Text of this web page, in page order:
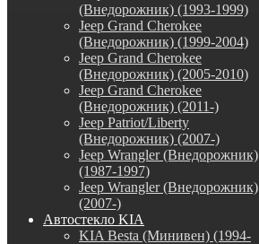
(Внедорожник) (1993-1999)
Jeep Grand Cherokee
(Внедорожник) (1999-2004)
Jeep Grand Cherokee
(Внедорожник) (2005-2010)
Jeep Grand Cherokee
(Внедорожник) (2011-)
Jeep Patriot/Liberty
(Внедорожник) (2007-)
Jeep Wrangler (Внедорожник)
(1987-1997)
Jeep Wrangler (Внедорожник)
(2007-)
Автостекло KIA
KIA Besta (Минивен) (1994-